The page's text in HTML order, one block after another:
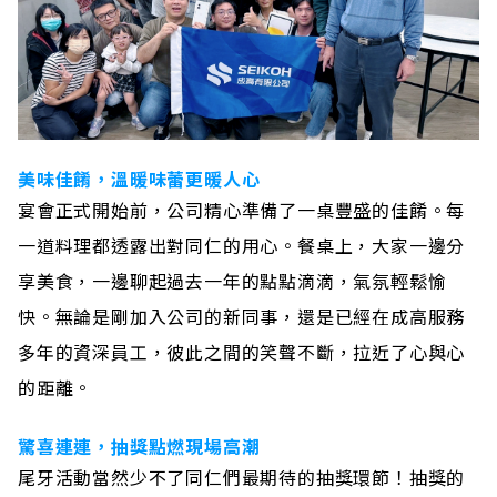
美味佳餚，溫暖味蕾更暖人心
宴會正式開始前，公司精心準備了一桌豐盛的佳餚。每
一道料理都透露出對同仁的用心。餐桌上，大家一邊分
享美食，一邊聊起過去一年的點點滴滴，氣氛輕鬆愉
快。無論是剛加入公司的新同事，還是已經在成高服務
多年的資深員工，彼此之間的笑聲不斷，拉近了心與心
的距離。
驚喜連連，抽獎點燃現場高潮
尾牙活動當然少不了同仁們最期待的抽獎環節！抽獎的